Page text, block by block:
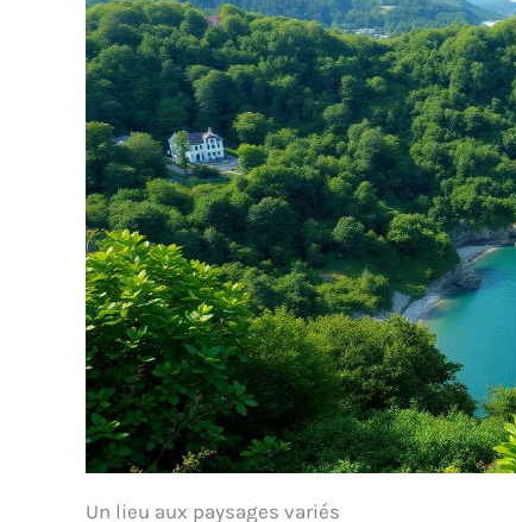
Un lieu aux paysages variés